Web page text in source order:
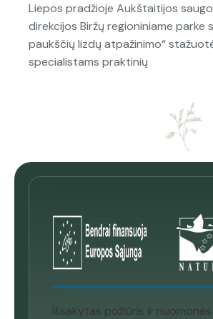
Liepos pradžioje Aukštaitijos
direkcijos Biržų regioniniame parke
paukščių lizdų atpažinimo“
specialistams praktinių
Išsakytas požiūris ir